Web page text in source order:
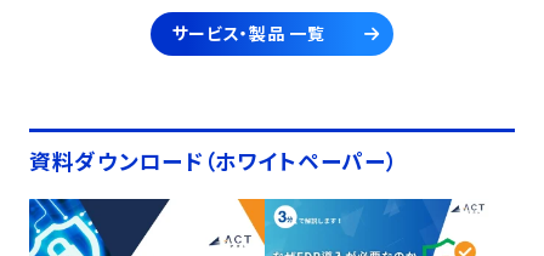
サービス・製品 一覧
資料ダウンロード（ホワイトペーパー）